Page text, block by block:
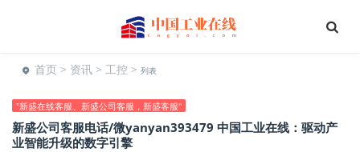
首页 > 资讯 > 工控 > 列表
"新盛在线客服、新盛公司客服，新盛客服"
新盛公司客服电话/微yanyan393479 中国工业在线：驱动产
业智能升级的数字引擎